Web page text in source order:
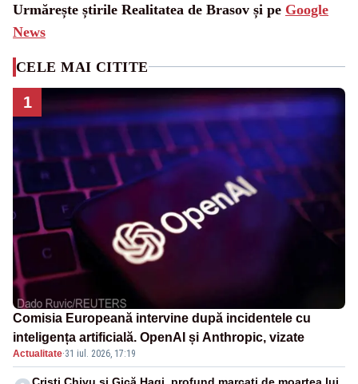
Urmărește știrile Realitatea de Brasov și pe Google
News
CELE MAI CITITE
1
Comisia Europeană intervine după incidentele cu
inteligența artificială. OpenAI și Anthropic, vizate
Actualitate·31 iul. 2026, 17:19